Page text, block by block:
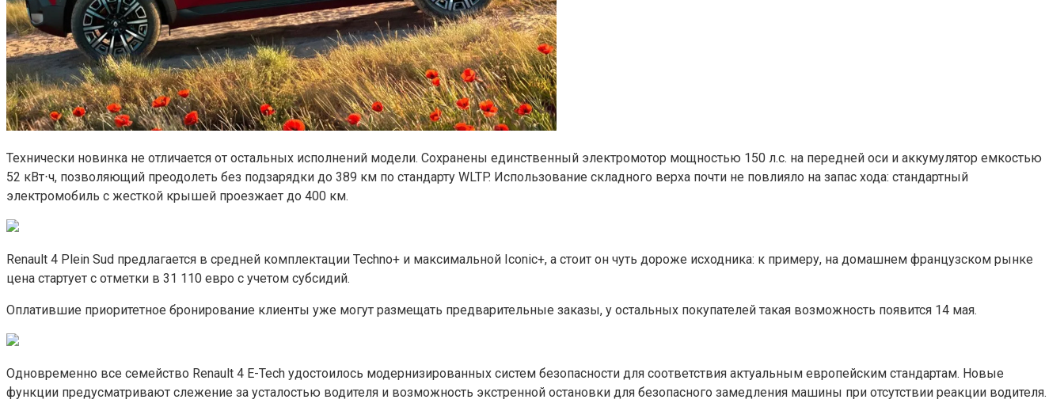
Технически новинка не отличается от остальных исполнений модели. Сохранены единственный электромотор мощностью 150 л.с. на передней оси и аккумулятор емкостью
52 кВт⋅ч, позволяющий преодолеть без подзарядки до 389 км по стандарту WLTP. Использование складного верха почти не повлияло на запас хода: стандартный
электромобиль с жесткой крышей проезжает до 400 км.
Renault 4 Plein Sud предлагается в средней комплектации Techno+ и максимальной Iconic+, а стоит он чуть дороже исходника: к примеру, на домашнем французском рынке
цена стартует с отметки в 31 110 евро с учетом субсидий.
Оплатившие приоритетное бронирование клиенты уже могут размещать предварительные заказы, у остальных покупателей такая возможность появится 14 мая.
Одновременно все семейство Renault 4 E-Tech удостоилось модернизированных систем безопасности для соответствия актуальным европейским стандартам. Новые
функции предусматривают слежение за усталостью водителя и возможность экстренной остановки для безопасного замедления машины при отсутствии реакции водителя.